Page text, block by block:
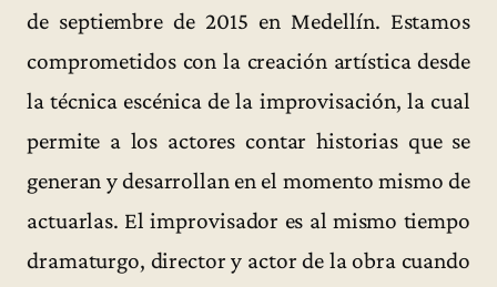
de septiembre de 2015 en Medellín. Estamos
comprometidos con la creación artística desde
la técnica escénica de la improvisación, la cual
permite a los actores contar historias que se
generan y desarrollan en el momento mismo de
actuarlas. El improvisador es al mismo tiempo
dramaturgo, director y actor de la obra cuando